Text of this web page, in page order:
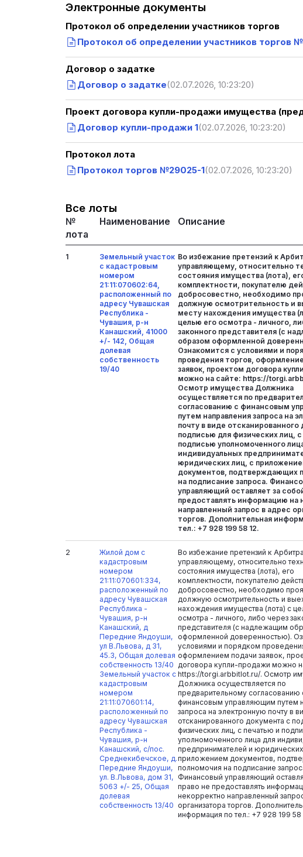
Электронные документы
Протокол об определении участников торгов
Протокол об определении участников торгов
Договор о задатке
Договор о задатке(02.07.2026, 10:23:20)
Проект договора купли-продажи имущества
Договор купли-продажи 1(02.07.2026, 10:23:20)
Протокол лота
Протокол торгов №29025-1(02.07.2026, 10:23:20)
Все лоты
№
лота
Наименование Описание
1
Земельный участок
с кадастровым
номером
21:11:070602:64,
расположенный по
адресу Чувашская
Республика -
Чувашия, р-н
Канашский, 41000
+/- 142, Общая
долевая
собственность
19/40
Во избежание претензий к
управляющему, относительно
состояния имущества (лота),
комплектности, покупателю
добросовестно, необходимо
должную осмотрительность и
месту нахождения имущества
целью его осмотра - личного,
законного представителя (с
образом оформленной
Ознакомится с условиями и
проведения торгов,
заявок, проектом договора
можно на сайте: https://
Осмотр имущества Должника
осуществляется по
согласованию с финансовым
путем направления запроса на
почту в виде отсканированного
подписью для физических лиц,
подписью уполномоченного
индивидуальных
юридических лиц, с
документов, подтверждающих
на подписание запроса.
управляющий оставляет за
предоставлять информацию на
направленный запрос в адрес
торгов. Дополнительная
тел.: +7 928 199 58 12.
2
Жилой дом с
кадастровым
номером
21:11:070601:334,
расположенный по
адресу Чувашская
Республика -
Чувашия, р-н
Канашский, д
Передние Яндоуши,
ул В.Львова, д 31,
45.3, Общая долевая
собственность 13/40
Земельный участок с
кадастровым
номером
21:11:070601:14,
расположенный по
адресу Чувашская
Республика -
Чувашия, р-н
Канашский, с/пос.
Среднекибечское, д.
Передние Яндоуши,
ул. В.Львова, дом 31,
5063 +/- 25, Общая
долевая
собственность 13/40
Во избежание претензий к
управляющему, относительно
состояния имущества (лота), его
комплектности, покупателю
добросовестно, необходимо
должную осмотрительность и
нахождения имущества (лота) с
осмотра - личного, либо через
представителя (с надлежащим
оформленной доверенностью).
условиями и порядком
оформлением подачи заявок,
договора купли-продажи можно
https://torgi.arbbitlot.ru/. Осмотр
Должника осуществляется по
предварительному согласованию
финансовым управляющим путем
запроса на электронную почту в
отсканированного документа с
физических лиц, с печатью и
уполномоченного лица для
предпринимателей и
приложением документов,
полномочия на подписание
Финансовый управляющий
право не предоставлять
некорректно направленный
организатора торгов.
информация по тел.: +7 928 199 58